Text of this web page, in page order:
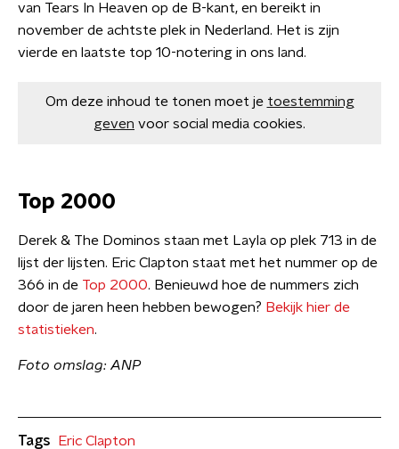
van Tears In Heaven op de B-kant, en bereikt in
november de achtste plek in Nederland. Het is zijn
vierde en laatste top 10-notering in ons land.
Om deze inhoud te tonen moet je toestemming
geven voor social media cookies.
Top 2000
Derek & The Dominos staan met Layla op plek 713 in de
lijst der lijsten. Eric Clapton staat met het nummer op de
366 in de Top 2000. Benieuwd hoe de nummers zich
door de jaren heen hebben bewogen? Bekijk hier de
statistieken.
Foto omslag: ANP
Tags
Eric Clapton